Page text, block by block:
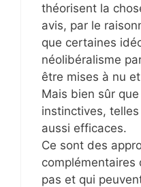
théorisent la
avis, par le
que certaines
néolibéralisme
être mises à nu
Mais bien sûr
instinctives, telles
aussi efficaces.
Ce sont des
complémentaires
pas et qui